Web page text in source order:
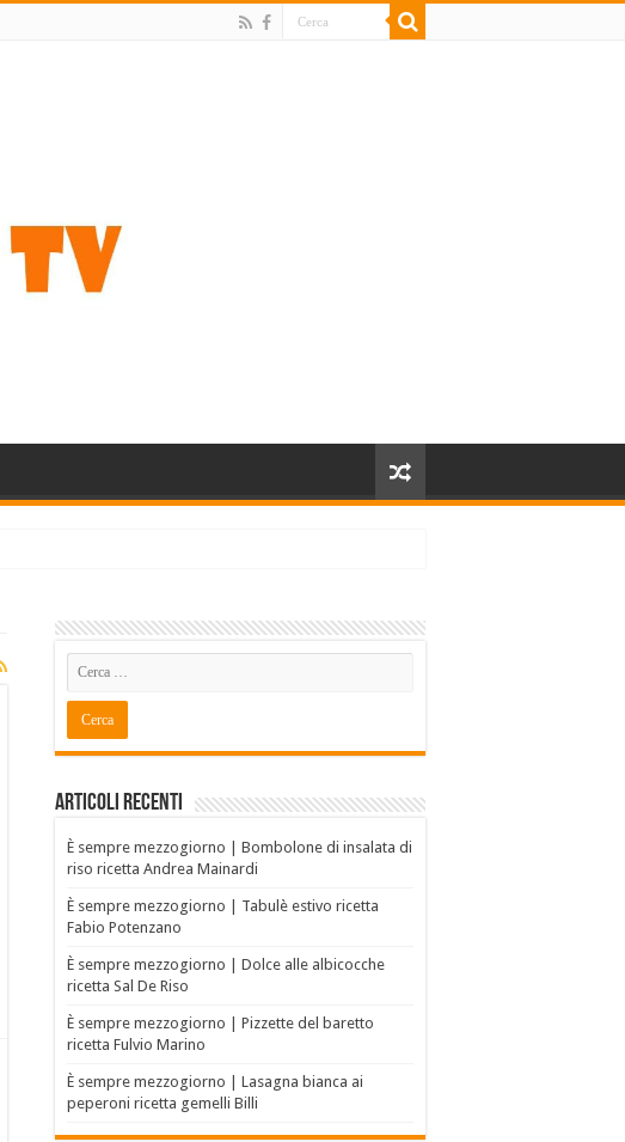
Articoli recenti
È sempre mezzogiorno | Bombolone di insalata di
riso ricetta Andrea Mainardi
È sempre mezzogiorno | Tabulè estivo ricetta
Fabio Potenzano
È sempre mezzogiorno | Dolce alle albicocche
ricetta Sal De Riso
È sempre mezzogiorno | Pizzette del baretto
ricetta Fulvio Marino
È sempre mezzogiorno | Lasagna bianca ai
peperoni ricetta gemelli Billi